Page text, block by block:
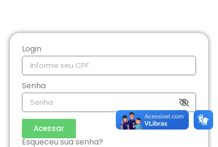
Login
Senha
Acessar
Esqueceu sua senha?